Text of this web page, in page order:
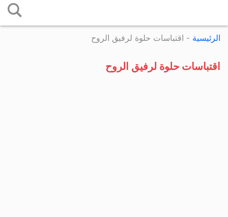
إلى
المحتوى
الرئيسية - اقتباسات حلوة لرفيق الروح
اقتباسات حلوة لرفيق الروح